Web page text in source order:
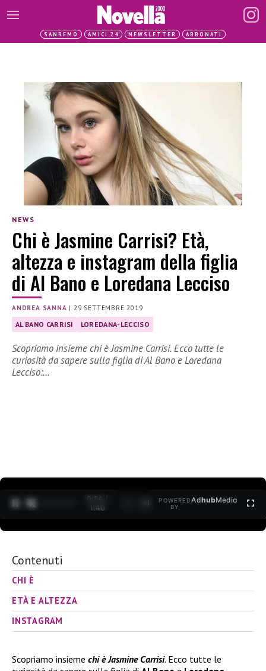
SANREMO AMICI 24 NEWSLETTER ABBONATI
NEWS
Chi è Jasmine Carrisi? Età,
altezza e instagram della figlia
di Al Bano e Loredana Lecciso
ANDREA SANNA |29 SETTEMBRE 2019
AL BANO CARRISI LOREDANA-LECCISO
Scopriamo insieme chi è Jasmine Carrisi. Ecco tutte le
curiosità da sapere sulla figlia di Al Bano e Loredana
Lecciso:…
0:15 /
1:40
POWERED
BY
AdhubMedia
Contenuti
CHI È
ETÀ E ALTEZZA
INSTAGRAM
Scopriamo insieme chi è Jasmine Carrisi. Ecco tutte le